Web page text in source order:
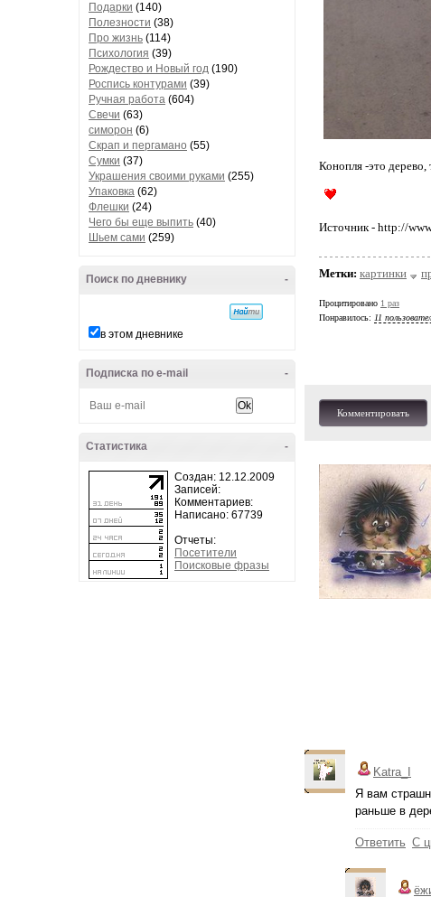
Подарки (140)
Полезности (38)
Про жизнь (114)
Психология (39)
Рождество и Новый год (190)
Роспись контурами (39)
Ручная работа (604)
Свечи (63)
симорон (6)
Скрап и пергамано (55)
Сумки (37)
Украшения своими руками (255)
Упаковка (62)
Флешки (24)
Чего бы еще выпить (40)
Шьем сами (259)
-
Поиск по дневнику
в этом дневнике
-
Подписка по e-mail
-
Статистика
Создан: 12.12.2009
Записей:
Комментариев:
Написано: 67739
Отчеты:
Посетители
Поисковые фразы
Конопля -это дерево,
Источник - http://
Метки: картинки
Процитировано 1 раз
Понравилось: 11
Комментировать
Katra_I
Я вам
раньше в
Ответить С